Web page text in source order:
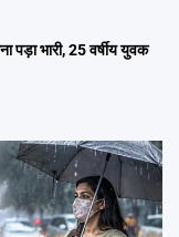
भारी, 25 वर्षीय युवक